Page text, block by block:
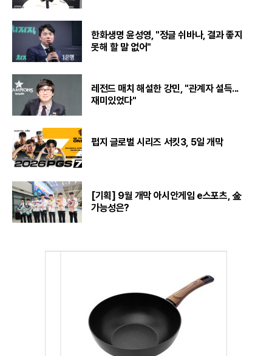
한화생명 윤성영, "정글 쉬바나, 결과 좋지
못해 할 말 없어"
레전드 매치 해설한 강민, "관계자 설득...
재미있었다"
펍지 글로벌 시리즈 서킷3, 5일 개막
[기획] 9월 개막 아시안게임 e스포츠, 金
가능성은?